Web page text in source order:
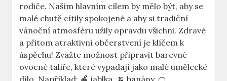
rodiče. Naším hlavním cílem by mělo být, aby se
malé chutě cítily spokojené a aby si tradiční
vánoční atmosféru užily opravdu všichni. Zdravé
a přitom atraktivní občerstvení je klíčem k
úspěchu! Zvažte možnost připravit barevné
ovocné talíře, které vypadají jako malé umělecké